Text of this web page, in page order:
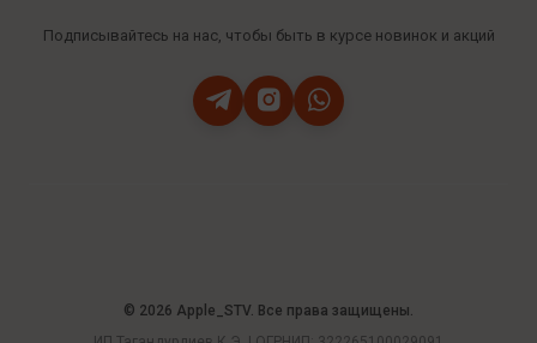
Подписывайтесь на нас, чтобы быть в курсе новинок и акций
© 2026 Apple_STV. Все права защищены.